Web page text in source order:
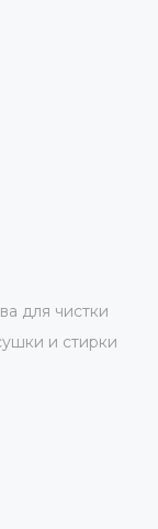
для чистки
и стирки